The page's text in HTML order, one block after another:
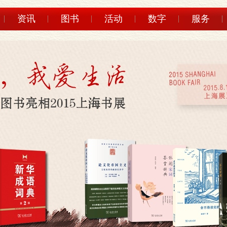
资讯 图书 活动 数字 服务